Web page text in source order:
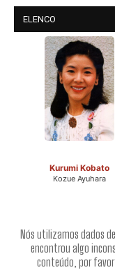
ELENCO
Kurumi Kobato
Kozue Ayuhara
Nós utilizamos dados
encontrou algo
conteúdo, por favor